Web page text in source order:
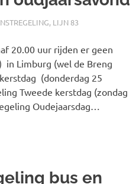
, LIJN 83
20.00 uur rijden er geen
in Limburg (wel de Breng
(donderdag 25
Tweede kerstdag (zondag
Oudejaarsdag…
bus en